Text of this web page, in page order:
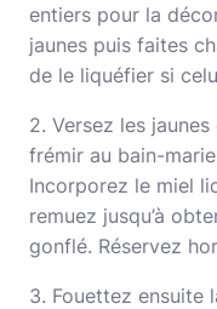
entiers pour la
jaunes puis faites
de le liquéfier si
2. Versez les
frémir au bain-
Incorporez le miel
remuez jusqu’à
gonflé. Réservez
3. Fouettez ensuite